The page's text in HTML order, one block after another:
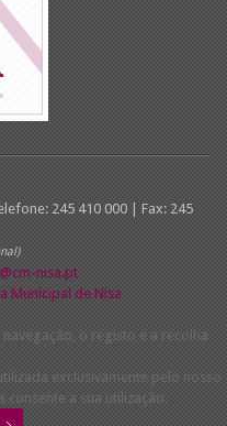
245 410 000 | Fax: 245
nisa.pt
Municipal de Nisa
o registo e a recolha
exclusivamente pelo nosso
consente a sua utilização.